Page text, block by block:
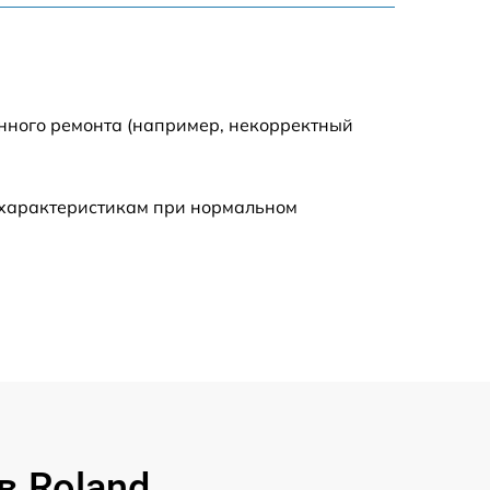
2000 р
ремонта (например, некорректный
при нормальном